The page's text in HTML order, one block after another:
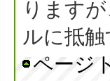
ります
ルに抵
ページ